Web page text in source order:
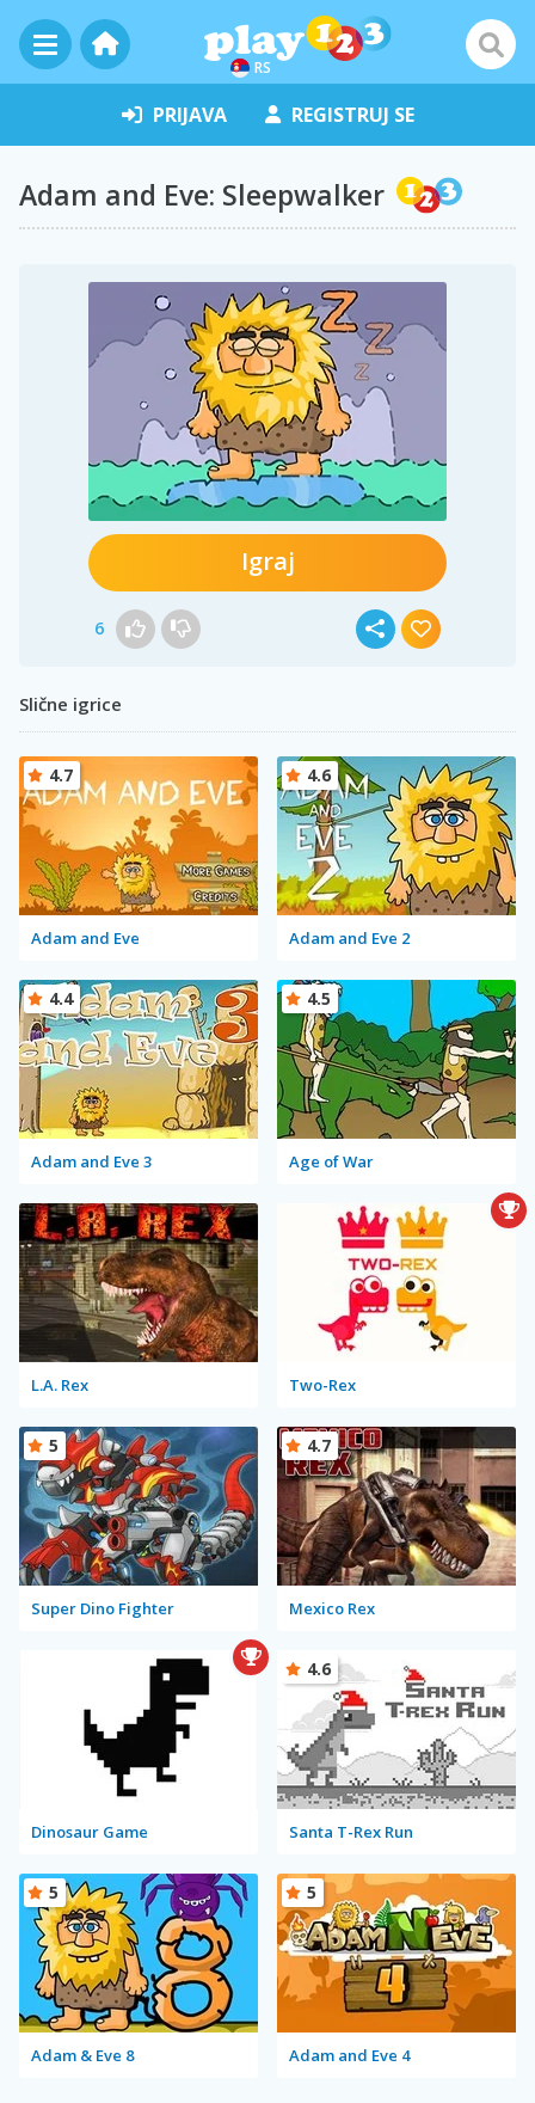
RS
PRIJAVA REGISTRUJ SE
Adam and Eve: Sleepwalker
Igraj
6
Slične igrice
Adam and Eve
4.7
Adam and Eve 2
4.6
Adam and Eve 3
4.4
Age of War
4.5
L.A. Rex Two-Rex
Super Dino Fighter
5
Mexico Rex
4.7
Dinosaur Game Santa T-Rex Run
4.6
Adam & Eve 8
5
Adam and Eve 4
5